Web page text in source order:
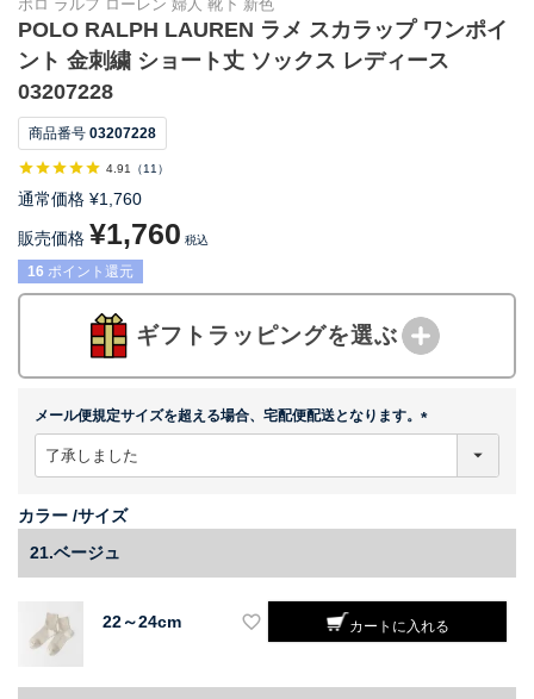
ポロ ラルフ ローレン 婦人 靴下 新色
POLO RALPH LAUREN ラメ スカラップ ワンポイ
ント 金刺繍 ショート丈 ソックス レディース
03207228
商品番号 03207228
4.91 （11 ）
通常価格 ¥1,760
販売価格 ¥1,760 税込
16 ポイント還元
ギフトラッピングを選ぶ
メール便規定サイズを超える場合、宅配便配送となります。
カラー サイズ
21.ベージュ
22～24cm カートに入れる